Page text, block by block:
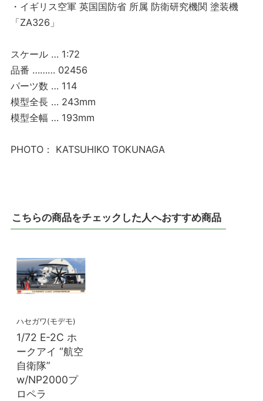
・イギリス空軍 英国国防省 所属 防衛研究機関 塗装機
「ZA326」
スケール … 1:72
品番 ……… 02456
パーツ数 … 114
模型全長 … 243mm
模型全幅 … 193mm
PHOTO： KATSUHIKO TOKUNAGA
こちらの商品をチェックした人へおすすめ商品
ハセガワ(モデモ)
1/72 E-2C ホ
ークアイ “航空
自衛隊”
w/NP2000プ
ロペラ